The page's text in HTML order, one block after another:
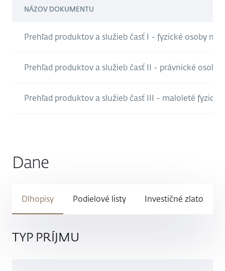
NÁZOV DOKUMENTU
Prehľad produktov a služieb časť I - fyzické osoby
Prehľad produktov a služieb časť II - právnické osoby
Prehľad produktov a služieb časť III - maloleté
Dane
Dlhopisy Podielové listy Investičné zlato
TYP PRÍJMU